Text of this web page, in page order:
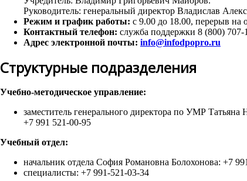
Руководитель: генеральный директор Владислав
Режим и график работы: с 9.00 до 18.00, перерыв на
Контактный телефон: cлужба поддержки 8 (800) 707-
Адрес электронной почты: info@infodpopro.ru
Структурные подразделения
Учебно-методическое управление:
заместитель генерального директора по УМР Татьяна
+7 991 521-00-95
Учебный отдел:
начальник отдела София Романовна Болохонова: +7
специалисты: +7 991-521-03-34